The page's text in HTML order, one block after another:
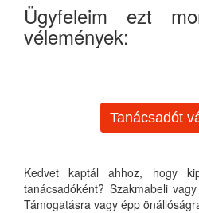
Ügyfeleim ezt
vélemények:
Tanácsadót
Kedvet kaptál ahhoz, hogy
tanácsadóként? Szakmabeli
Támogatásra vagy épp